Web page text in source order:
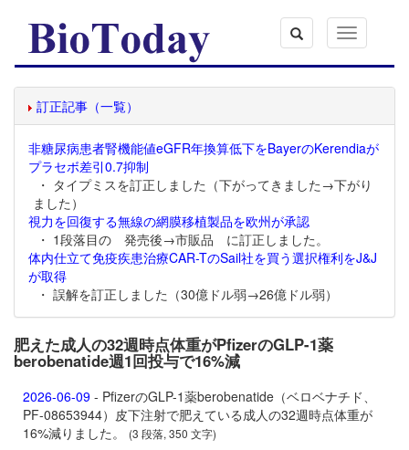
Toggle
navigation
訂正記事（一覧）
非糖尿病患者腎機能値eGFR年換算低下をBayerのKerendiaが
プラセボ差引0.7抑制
・ タイプミスを訂正しました（下がってきました→下がり
ました）
視力を回復する無線の網膜移植製品を欧州が承認
・ 1段落目の 発売後→市販品 に訂正しました。
体内仕立て免疫疾患治療CAR-TのSail社を買う選択権利をJ&J
が取得
・ 誤解を訂正しました（30億ドル弱→26億ドル弱）
肥えた成人の32週時点体重がPfizerのGLP-1薬
berobenatide週1回投与で16%減
2026-06-09 - PfizerのGLP-1薬berobenatide（ベロベナチド、
PF-08653944）皮下注射で肥えている成人の32週時点体重が
16%減りました。
(3 段落, 350 文字)